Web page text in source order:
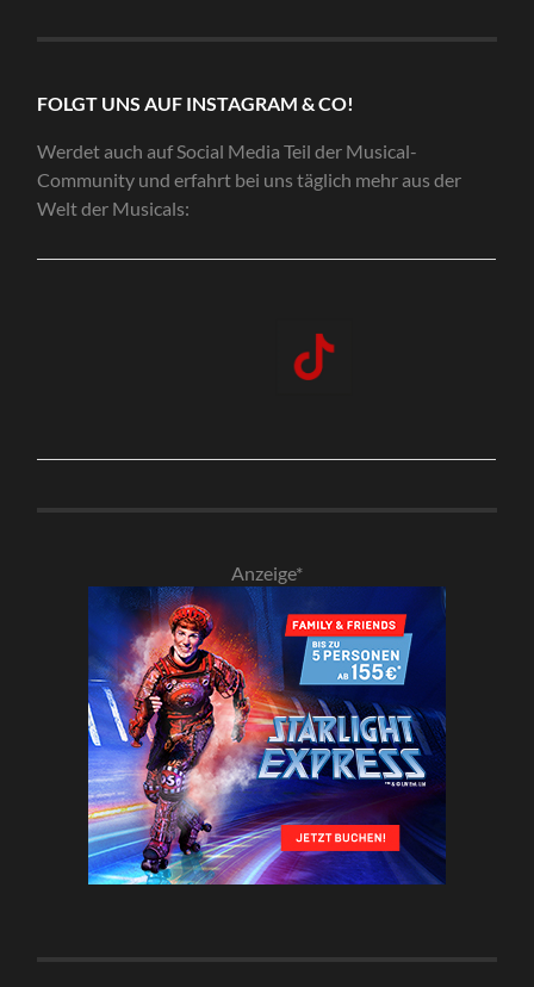
FOLGT UNS AUF INSTAGRAM & CO!
Werdet auch auf Social Media Teil der Musical-
Community und erfahrt bei uns täglich mehr aus der
Welt der Musicals:
Anzeige*